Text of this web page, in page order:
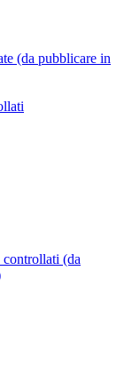
(da pubblicare in
(da